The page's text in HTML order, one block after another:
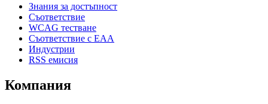
Знания за достъпност
Съответствие
WCAG тестване
Съответствие с EAA
Индустрии
RSS емисия
Компания